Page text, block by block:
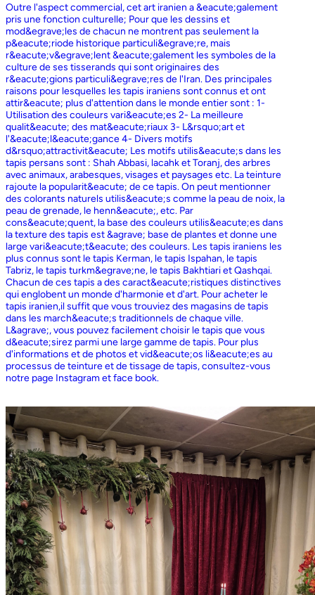
Outre l'aspect commercial, cet art iranien a &eacute;galement
pris une fonction culturelle; Pour que les dessins et
mod&egrave;les de chacun ne montrent pas seulement la
p&eacute;riode historique particuli&egrave;re, mais
r&eacute;v&egrave;lent &eacute;galement les symboles de la
culture de ses tisserands qui sont originaires des
r&eacute;gions particuli&egrave;res de l'Iran. Des principales
raisons pour lesquelles les tapis iraniens sont connus et ont
attir&eacute; plus d'attention dans le monde entier sont : 1-
Utilisation des couleurs vari&eacute;es 2- La meilleure
qualit&eacute; des mat&eacute;riaux 3- L&rsquo;art et
l'&eacute;l&eacute;gance 4- Divers motifs
d&rsquo;attractivit&eacute; Les motifs utilis&eacute;s dans les
tapis persans sont : Shah Abbasi, lacahk et Toranj, des arbres
avec animaux, arabesques, visages et paysages etc. La teinture
rajoute la popularit&eacute; de ce tapis. On peut mentionner
des colorants naturels utilis&eacute;s comme la peau de noix, la
peau de grenade, le henn&eacute;, etc. Par
cons&eacute;quent, la base des couleurs utilis&eacute;es dans
la texture des tapis est &agrave; base de plantes et donne une
large vari&eacute;t&eacute; des couleurs. Les tapis iraniens les
plus connus sont le tapis Kerman, le tapis Ispahan, le tapis
Tabriz, le tapis turkm&egrave;ne, le tapis Bakhtiari et Qashqai.
Chacun de ces tapis a des caract&eacute;ristiques distinctives
qui englobent un monde d'harmonie et d'art. Pour acheter le
tapis iranien,il suffit que vous trouviez des magasins de tapis
dans les march&eacute;s traditionnels de chaque ville.
L&agrave;, vous pouvez facilement choisir le tapis que vous
d&eacute;sirez parmi une large gamme de tapis. Pour plus
d'informations et de photos et vid&eacute;os li&eacute;es au
processus de teinture et de tissage de tapis, consultez-vous
notre page Instagram et face book.